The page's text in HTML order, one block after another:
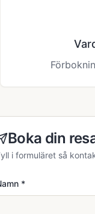
Boka din
i formuläret så
*